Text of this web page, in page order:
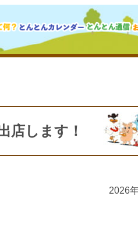
店します！
2026